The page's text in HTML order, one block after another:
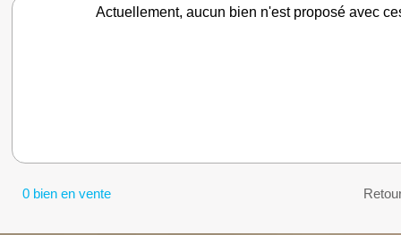
Actuellement, aucun bien n'est proposé avec
0 bien en vente